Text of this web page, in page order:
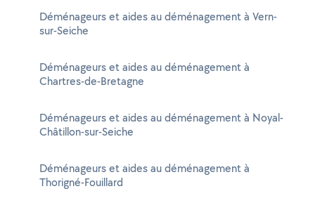
Déménageurs et aides au déménagement à Vern-
sur-Seiche
Déménageurs et aides au déménagement à
Chartres-de-Bretagne
Déménageurs et aides au déménagement à Noyal-
Châtillon-sur-Seiche
Déménageurs et aides au déménagement à
Thorigné-Fouillard